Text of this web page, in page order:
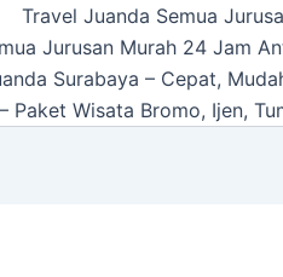
Travel Juanda Semua
Jurusan Murah 24 Jam
Surabaya – Cepat,
Paket Wisata Bromo, Ijen,